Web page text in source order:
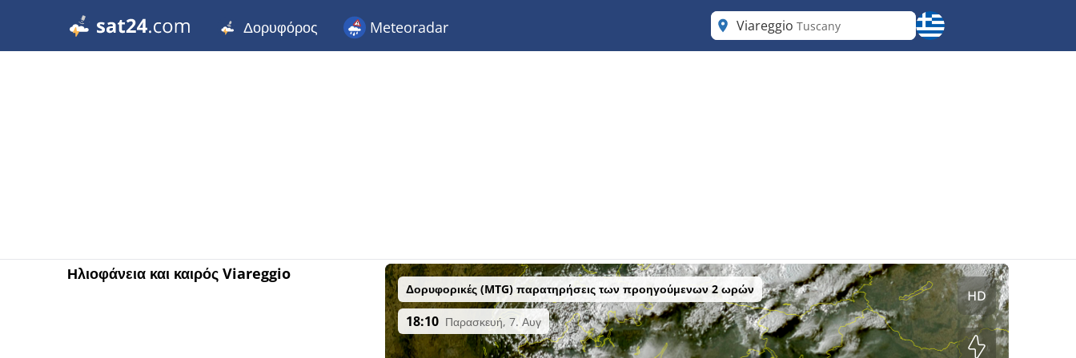
Δορυφόρος Meteoradar Viareggio Tuscany
Ηλιοφάνεια και καιρός Viareggio
Δορυφορικές (MTG) παρατηρήσεις των προηγούμενων 2 ωρών
18:10 Παρασκευή, 7. Αυγ